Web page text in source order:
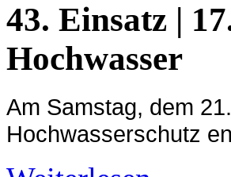
43. Einsatz |
Hochwasser
Am Samstag, dem
Hochwasserschutz